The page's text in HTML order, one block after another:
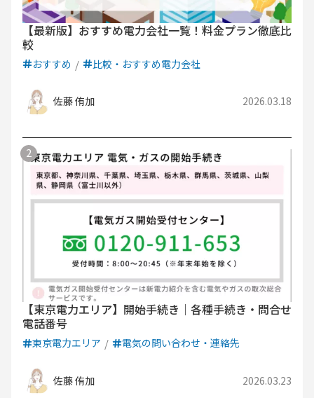
【最新版】おすすめ電力会社一覧！料金プラン徹底比
較
おすすめ 比較・おすすめ電力会社
佐藤 侑加 2026.03.18
【東京電力エリア】開始手続き｜各種手続き・問合せ
電話番号
東京電力エリア 電気の問い合わせ・連絡先
佐藤 侑加 2026.03.23